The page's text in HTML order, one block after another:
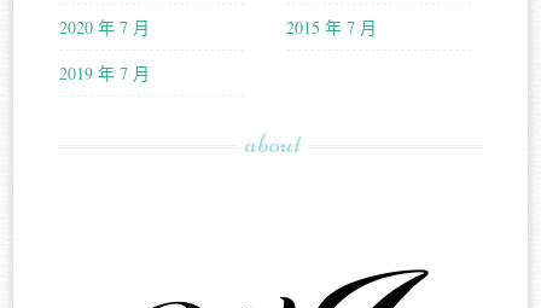
2020 年 7 月
2019 年 7 月
2015 年 7 月
about